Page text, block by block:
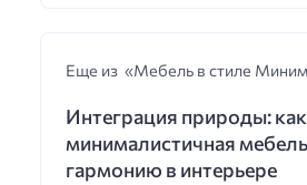
Еще из «Мебель в стиле
Интеграция природы:
минималистичная
гармонию в интерьере